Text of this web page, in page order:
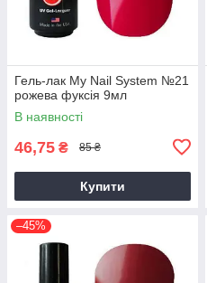
Гель-лак My Nail System №21
рожева фуксія 9мл
В наявності
46,75 ₴ 85 ₴
Купити
–45%